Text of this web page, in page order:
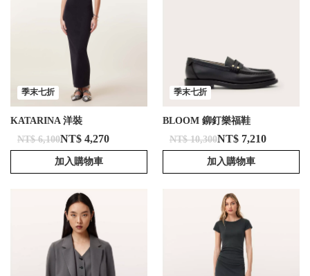
季末七折
KATARINA 洋裝
NT$ 6,100NT$ 4,270
加入購物車
季末七折
BLOOM 鉚釘樂福鞋
NT$ 10,300NT$ 7,210
加入購物車